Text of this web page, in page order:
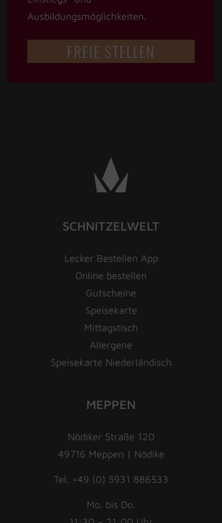
Ausbildungsmöglichkeiten.
FREIE STELLEN
SCHNITZELWELT
Lecker Bestellen App
Online bestellen
Gutscheine
Speisekarte
Mittagstisch
Allergene
Speisekarte Niederländisch
MEPPEN
Nödiker Straße 120
49716 Meppen | Nödike
Tel. +49 (0) 5931 886533
Mo. bis Do.